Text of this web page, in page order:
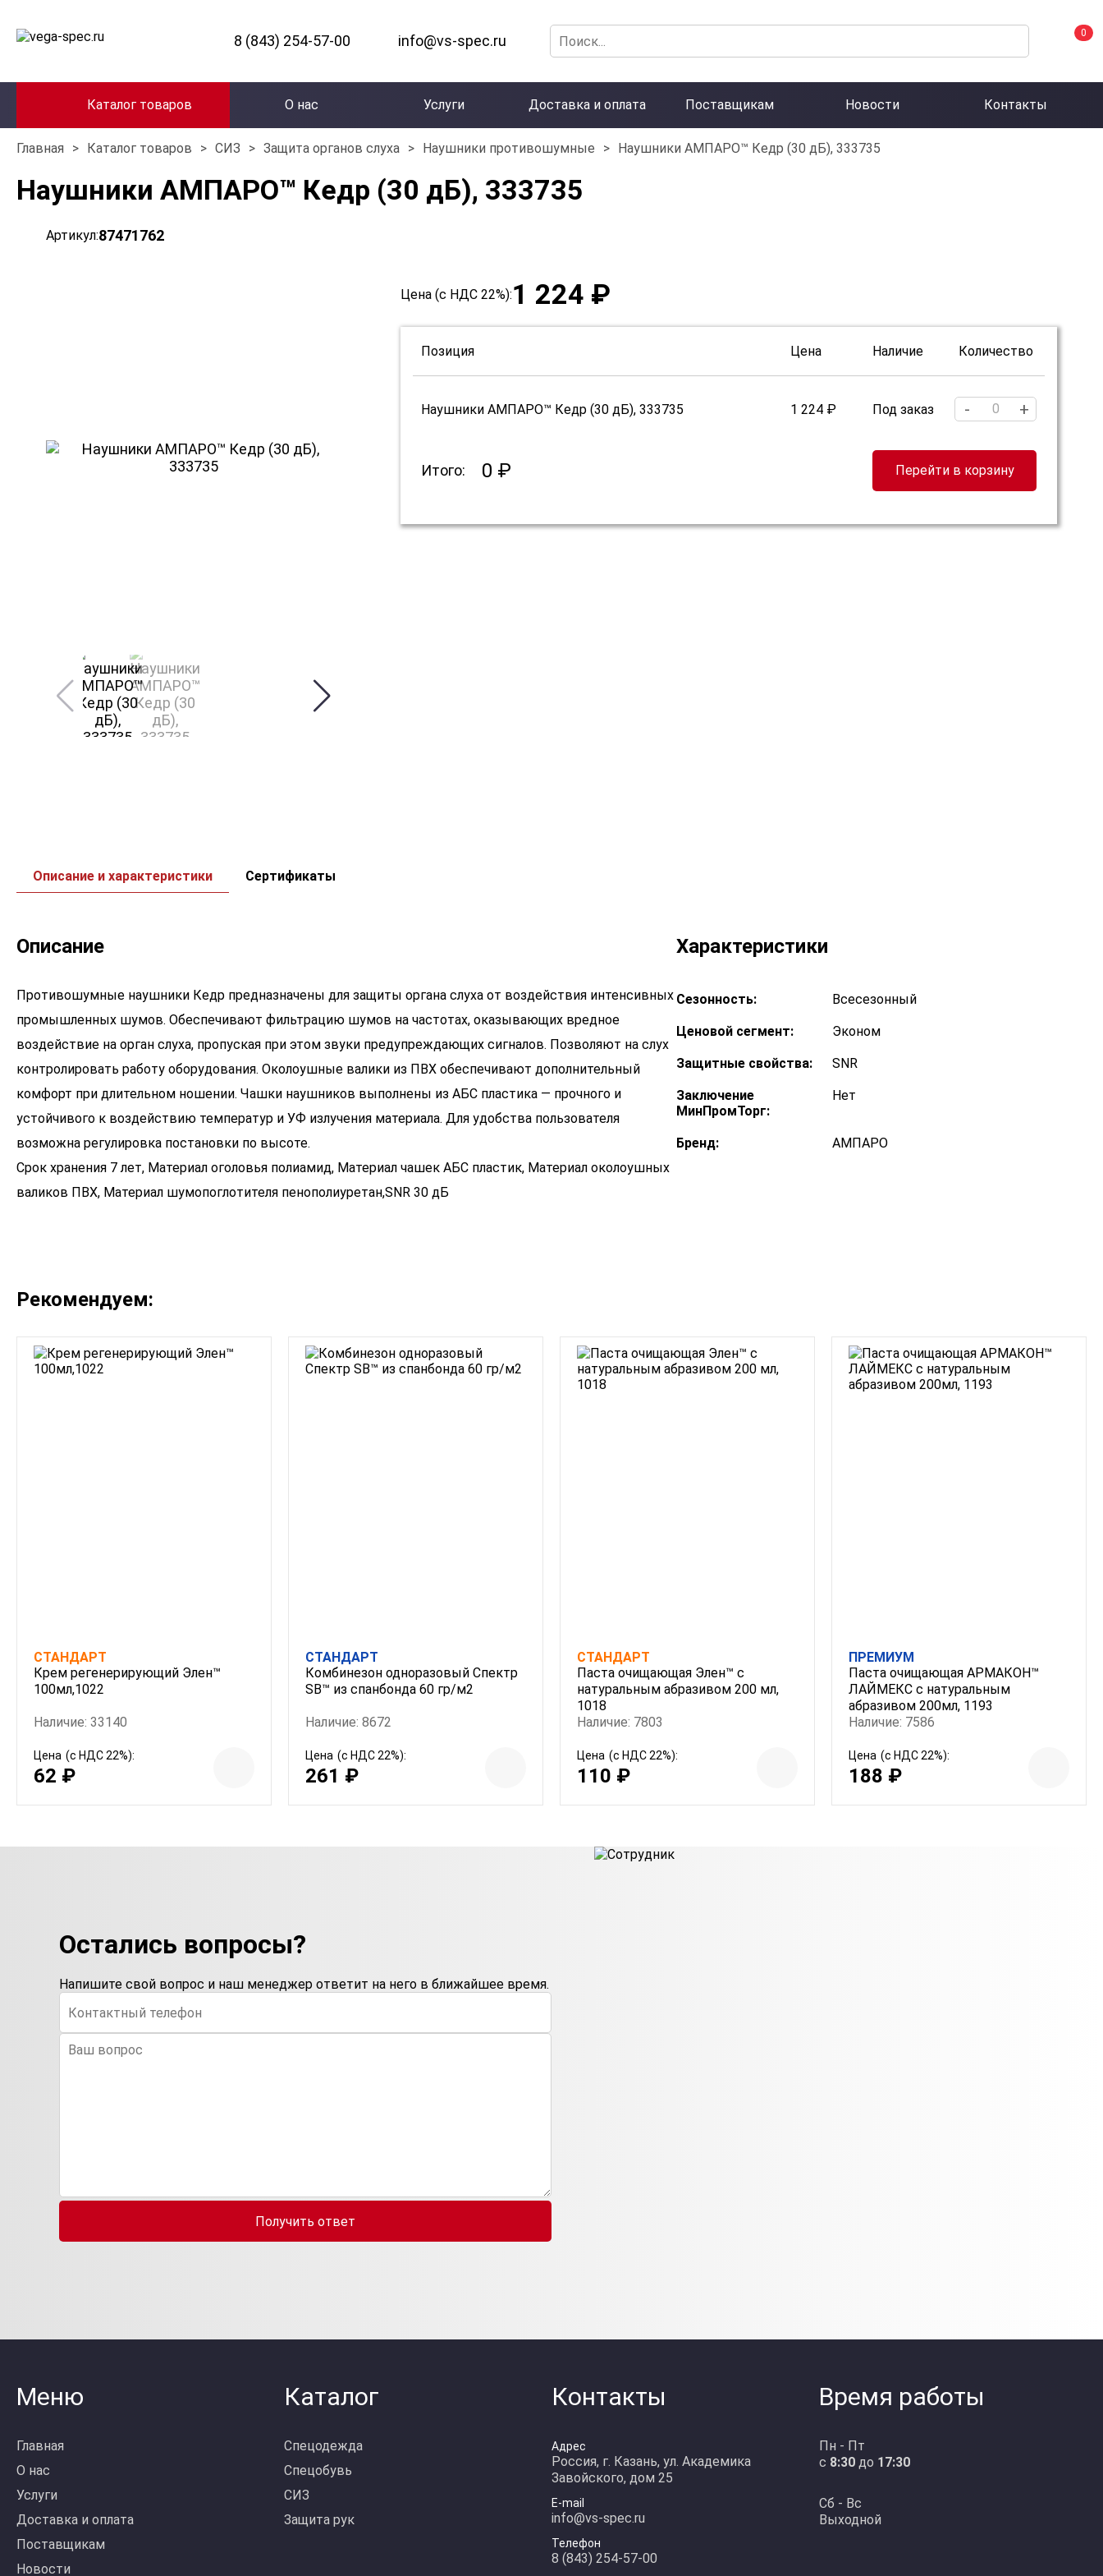
8 (843) 254-57-00 info@vs-spec.ru 0
Каталог товаров О нас Услуги Доставка и оплата Поставщикам Новости Контакты
Главная > Каталог товаров > СИЗ > Защита органов слуха > Наушники противошумные > Наушники АМПАРО™ Кедр (30 дБ), 333735
Наушники АМПАРО™ Кедр (30 дБ), 333735
Артикул:87471762
Цена (с НДС 22%):1 224 ₽
Позиция Цена Наличие Количество
Наушники АМПАРО™ Кедр (30 дБ), 333735 1 224 ₽ Под заказ - +
Итого: 0 ₽ Перейти в корзину
Описание и характеристики Сертификаты
Описание
Противошумные наушники Кедр предназначены для защиты органа слуха от воздействия интенсивных
промышленных шумов. Обеспечивают фильтрацию шумов на частотах, оказывающих вредное
воздействие на орган слуха, пропуская при этом звуки предупреждающих сигналов. Позволяют на слух
контролировать работу оборудования. Околоушные валики из ПВХ обеспечивают дополнительный
комфорт при длительном ношении. Чашки наушников выполнены из АБС пластика — прочного и
устойчивого к воздействию температур и УФ излучения материала. Для удобства пользователя
возможна регулировка постановки по высоте.
Срок хранения 7 лет, Материал оголовья полиамид, Материал чашек АБС пластик, Материал околоушных
Характеристики
Сезонность: Всесезонный
Ценовой сегмент: Эконом
Защитные свойства: SNR
Заключение
МинПромТорг:
Нет
Бренд: АМПАРО
Рекомендуем:
СТАНДАРТ
Крем регенерирующий Элен™
100мл,1022
Наличие: 33140
Цена (с НДС 22%):
62 ₽
СТАНДАРТ
Комбинезон одноразовый Спектр
SB™ из спанбонда 60 гр/м2
Наличие: 8672
Цена (с НДС 22%):
261 ₽
СТАНДАРТ
Паста очищающая Элен™ с
натуральным абразивом 200 мл,
1018
Наличие: 7803
Цена (с НДС 22%):
110 ₽
ПРЕМИУМ
Паста очищающая АРМАКОН™
ЛАЙМЕКС с натуральным
абразивом 200мл, 1193
Наличие: 7586
Цена (с НДС 22%):
188 ₽
Остались вопросы?
Напишите свой вопрос и наш менеджер ответит на него в ближайшее время.
Получить ответ
Меню
Главная
О нас
Услуги
Доставка и оплата
Поставщикам
Новости
Каталог
Спецодежда
Спецобувь
СИЗ
Защита рук
Контакты
Адрес
Россия, г. Казань, ул. Академика
Завойского, дом 25
E-mail
info@vs-spec.ru
Телефон
8 (843) 254-57-00
Время работы
Пн - Пт
с 8:30 до 17:30
Сб - Вс
Выходной